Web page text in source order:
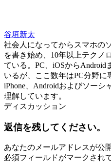
谷垣新太
社会人になってからスマホの
を書き始め、10年以上テクノ
ている。PC、iOSからAndroid
いるが、ここ数年はPC分野に
iPhone、Androidおよびソーシ
理解しています。
ディスカッション
返信を残してください。
あなたのメールアドレスが公
必須フィールドがマークされ